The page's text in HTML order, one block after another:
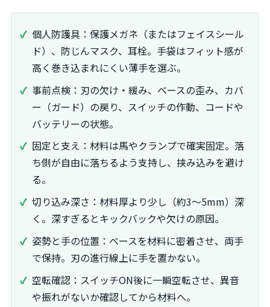
個人防護具：保護メガネ（またはフェイスシール
ド）、防じんマスク、耳栓。手袋はフィット感が
高く巻き込まれにくい薄手を選ぶ。
事前点検：刃の欠け・緩み、ベースの歪み、カバ
ー（ガード）の戻り、スイッチの作動、コードや
バッテリーの状態。
固定と支え：材料は馬やクランプで確実固定。落
ち側が自由に落ちるよう支持し、挟み込みを避け
る。
切り込み深さ：材料厚より少し（約3〜5mm）深
く。深すぎるとキックバックや欠けの原因。
姿勢と手の位置：ベースを材料に密着させ、両手
で保持。刃の進行線上に手を置かない。
空転確認：スイッチON後に一瞬空転させ、異音
や振れがないか確認してから材料へ。